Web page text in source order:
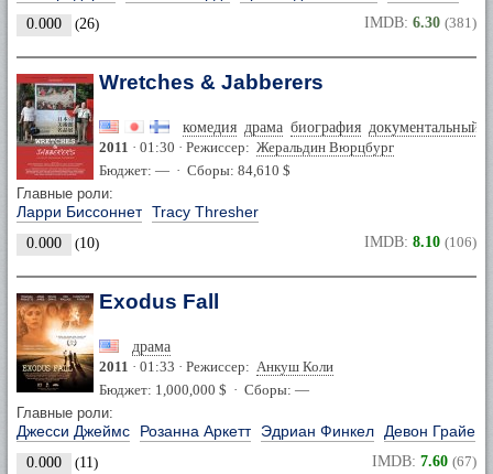
0.000 (26) IMDB: 6.30 (381)
Wretches & Jabberers
комедия драма биография документальный
2011 · 01:30 · Режиссер: Жеральдин Вюрцбург
Бюджет: — · Сборы: 84,610 $
Главные роли:
Ларри Биссоннет Tracy Thresher
0.000 (10) IMDB: 8.10 (106)
Exodus Fall
драма
2011 · 01:33 · Режиссер: Анкуш Коли
Бюджет: 1,000,000 $ · Сборы: —
Главные роли:
Джесси Джеймс Розанна Аркетт Эдриан Финкел Девон Грайе
0.000 (11) IMDB: 7.60 (67)